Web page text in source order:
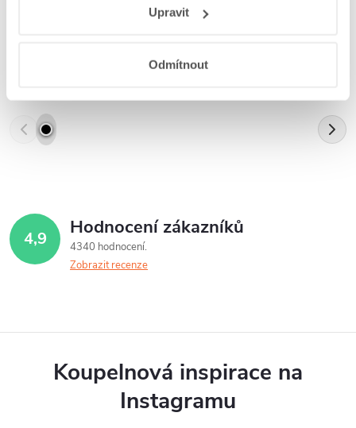
Upravit
Odmítnout
4,9 Hodnocení zákazníků
4340 hodnocení
Zobrazit recenze
Koupelnová inspirace na
Instagramu